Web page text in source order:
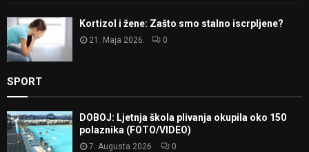
Kortizol i žene: Zašto smo stalno iscrpljene?
21. Maja 2026. 0
SPORT
DOBOJ: Ljetnja škola plivanja okupila oko 150
polaznika (FOTO/VIDEO)
7. Augusta 2026. 0